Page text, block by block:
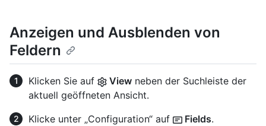
Anzeigen und Ausblenden von
Feldern
Klicken Sie auf View neben der Suchleiste der
aktuell geöffneten Ansicht.
Klicke unter „Configuration“ auf
Fields.